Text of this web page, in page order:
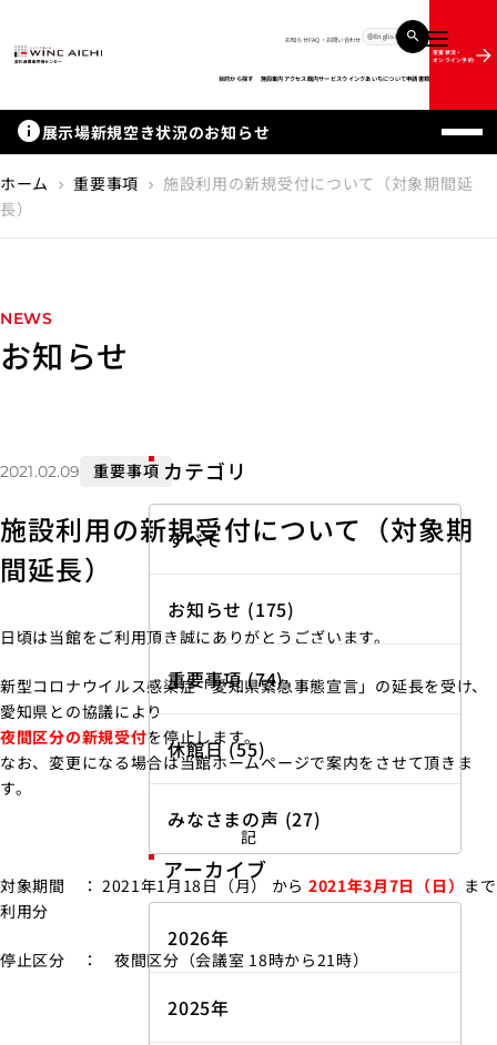
メニュー
お知らせFAQ・お問い合わせ English
目的から探す 施設案内アクセス館内サービスウインクあいちについて申請書類
空室状況・
オンライン予約
info展示場新規空き状況のお知らせ
ホーム chevron_right 重要事項 chevron_right
施設利用の新規受付について（対象期間延
長）
NEWS
お知らせ
2021.02.09 重要事項
施設利用の新規受付について（対象期
間延長）
日頃は当館をご利用頂き誠にありがとうございます。
新型コロナウイルス感染症「愛知県緊急事態宣言」の延長を受け、
愛知県との協議により
夜間区分の新規受付を停止します。
なお、変更になる場合は当館ホームページで案内をさせて頂きま
す。
記
対象期間 ： 2021年1月18日（月） から 2021年3月7日（日） まで
利用分
停止区分 ： 夜間区分（会議室 18時から21時）
カテゴリ
すべて
お知らせ (175)
重要事項 (74)
休館日 (55)
みなさまの声 (27)
アーカイブ
2026年
2025年